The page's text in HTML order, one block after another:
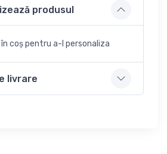
produsul
coș pentru a-l personaliza
livrare